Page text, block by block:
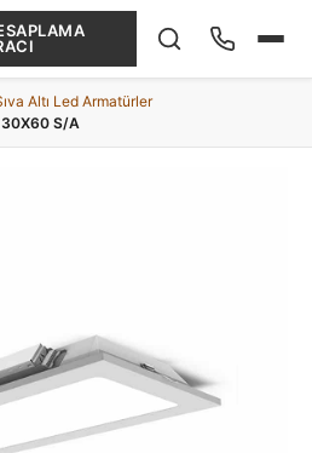
Altı Led Armatürler
30X60 S/A